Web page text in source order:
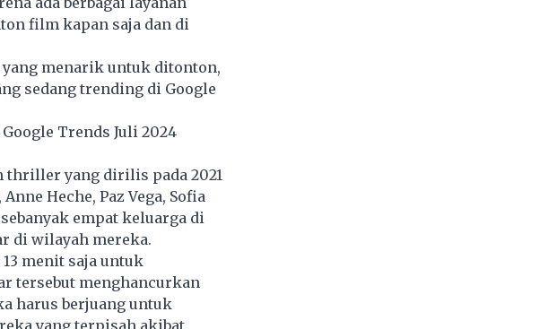
film kapan saja dan di
menarik untuk ditonton,
sedang trending di Google
Trends Juli 2024
thriller yang dirilis pada 2021
Heche, Paz Vega, Sofia
empat keluarga di
di wilayah mereka.
menit saja untuk
tersebut menghancurkan
harus berjuang untuk